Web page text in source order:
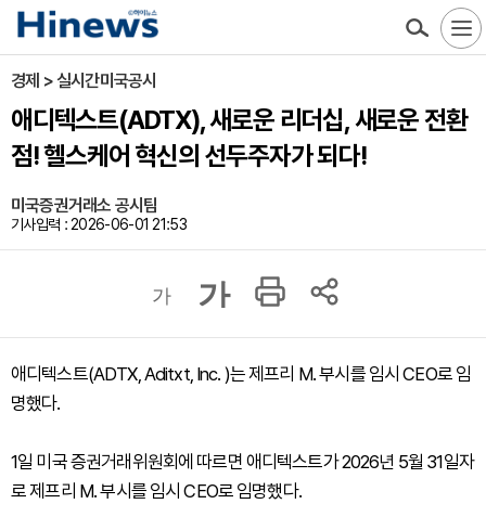
경제 > 실시간미국공시
애디텍스트(ADTX), 새로운 리더십, 새로운 전환
점! 헬스케어 혁신의 선두주자가 되다!
미국증권거래소 공시팀
기사입력 : 2026-06-01 21:53
가 가
애디텍스트(ADTX, Aditxt, Inc. )는 제프리 M. 부시를 임시 CEO로 임
명했다.
1일 미국 증권거래위원회에 따르면 애디텍스트가 2026년 5월 31일자
로 제프리 M. 부시를 임시 CEO로 임명했다.